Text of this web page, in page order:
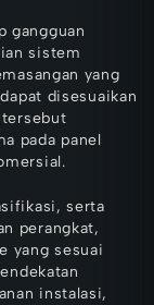
gangguan
sistem
yang
disesuaikan
tersebut
pada panel
serta
perangkat,
yang sesuai
instalasi,